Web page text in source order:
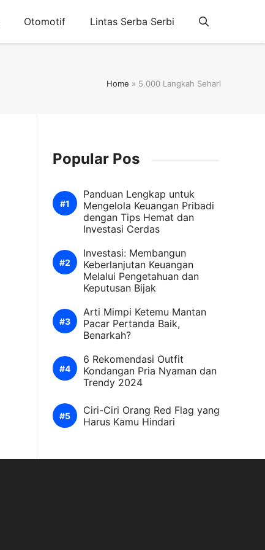
Otomotif Lintas Serba Serbi
Home » 5.000 Langkah Sehari
Popular Pos
Panduan Lengkap untuk
Mengelola Keuangan Pribadi
dengan Tips Hemat dan
Investasi Cerdas
Investasi: Membangun
Keberlanjutan Keuangan
Melalui Pengetahuan dan
Keputusan Bijak
Arti Mimpi Ketemu Mantan
Pacar Pertanda Baik,
Benarkah?
6 Rekomendasi Outfit
Kondangan Pria Nyaman dan
Trendy 2024
Ciri-Ciri Orang Red Flag yang
Harus Kamu Hindari